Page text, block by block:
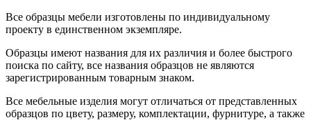
Все образцы мебели изготовлены по индивидуальному
проекту в единственном экземпляре.
Образцы имеют названия для их различия и более быстрого
поиска по сайту, все названия образцов не являются
зарегистрированным товарным знаком.
Все мебельные изделия могут отличаться от представленных
образцов по цвету, размеру, комплектации, фурнитуре, а также